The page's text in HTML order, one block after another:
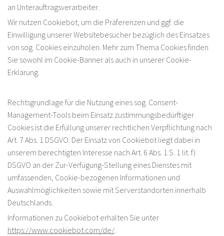
an Unterauftragsverarbeiter.
Wir nutzen Cookiebot, um die Präferenzen und ggf. die
Einwilligung unserer Websitebesucher bezüglich des Einsatzes
von sog. Cookies einzuholen. Mehr zum Thema Cookies finden
Sie sowohl im Cookie-Banner als auch in unserer Cookie-
Erklärung.
Rechtsgrundlage für die Nutzung eines sog. Consent-
Management-Tools beim Einsatz zustimmungsbedürftiger
Cookies ist die Erfüllung unserer rechtlichen Verpflichtung nach
Art. 7 Abs. 1 DSGVO. Der Einsatz von Cookiebot liegt dabei in
unserem berechtigten Interesse nach Art. 6 Abs. 1 S. 1 lit. f)
DSGVO an der Zur-Verfügung-Stellung eines Dienstes mit
umfassenden, Cookie-bezogenen Informationen und
Auswahlmöglichkeiten sowie mit Serverstandorten innerhalb
Deutschlands.
Informationen zu Cookiebot erhalten Sie unter
https://www.cookiebot.com/de/